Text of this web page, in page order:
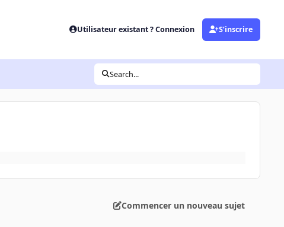
Utilisateur existant ? Connexion S’inscrire
Search...
Commencer un nouveau sujet